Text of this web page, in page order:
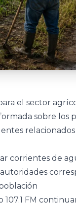
el sector
sobre los
corrientes de
107.1 FM